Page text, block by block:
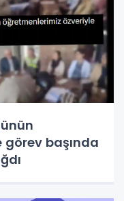
başında